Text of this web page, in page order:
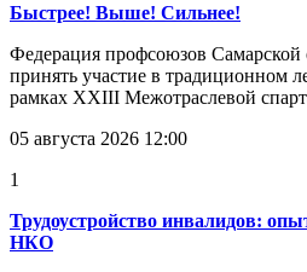
Быстрее! Выше! Сильнее!
Федерация профсоюзов Самарской
принять участие в традиционном
рамках XXIII Межотраслевой
05 августа 2026 12:00
1
Трудоустройство инвалидов:
НКО